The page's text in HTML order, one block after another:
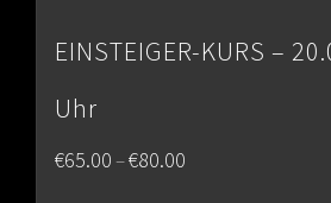
EINSTEIGER-KURS –
Uhr
€65.00–€80.00